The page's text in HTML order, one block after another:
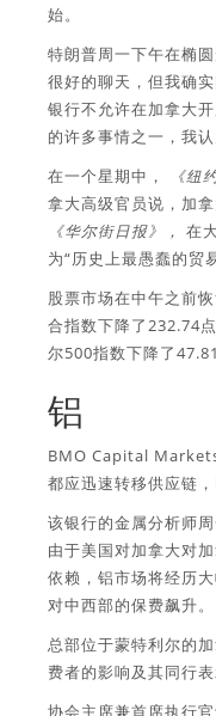
始。
特朗普周一下午在椭
很好的聊天，但我确
银行不允许在加拿大
的许多事情之一，我
在一个星期中，
《纽
拿大高级官员说，加
《华尔街日报》， 在
为“历史上最愚蠢的贸
股票市场在中午之前
合指数下降了232.74
尔500指数下降了
铝
BMO Capital
都应迅速转移供应链，
该银行的金属分析师
由于美国对加拿大对
依赖，铝市场将经历
对中西部的保费飙升。
总部位于蒙特利尔的
费者的影响及其同行表